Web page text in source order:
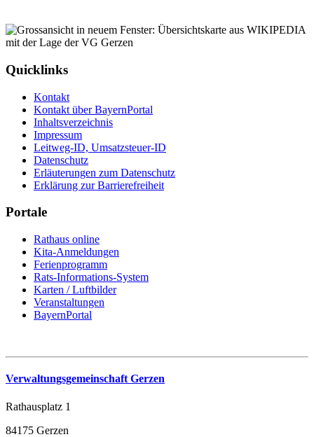
Quicklinks
Kontakt
Kontakt über BayernPortal
Inhaltsverzeichnis
Impressum
Leitweg-ID, Umsatzsteuer-ID
Datenschutz
Erläuterungen zum Datenschutz
Erklärung zur Barrierefreiheit
Portale
Rathaus online
Kita-Anmeldungen
Ferienprogramm
Rats-Informations-System
Karten / Luftbilder
Veranstaltungen
BayernPortal
Verwaltungsgemeinschaft Gerzen
Rathausplatz 1
84175 Gerzen